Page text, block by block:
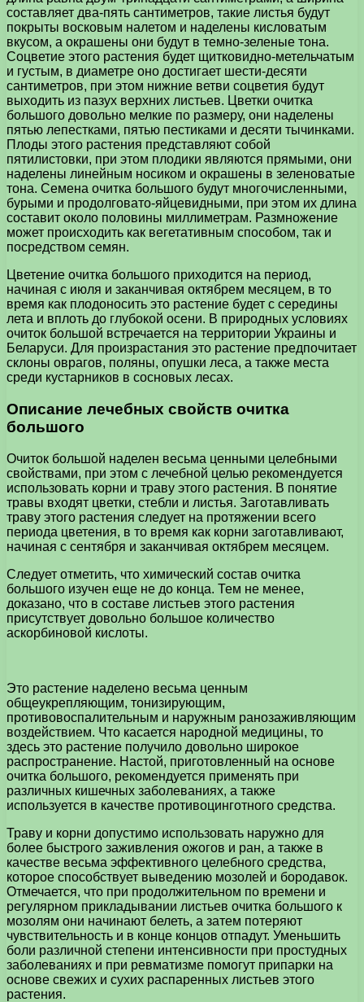
составляет два-пять сантиметров, такие листья будут
покрыты восковым налетом и наделены кисловатым
вкусом, а окрашены они будут в темно-зеленые тона.
Соцветие этого растения будет щитковидно-метельчатым
и густым, в диаметре оно достигает шести-десяти
сантиметров, при этом нижние ветви соцветия будут
выходить из пазух верхних листьев. Цветки очитка
большого довольно мелкие по размеру, они наделены
пятью лепестками, пятью пестиками и десяти тычинками.
Плоды этого растения представляют собой
пятилистовки, при этом плодики являются прямыми, они
наделены линейным носиком и окрашены в зеленоватые
тона. Семена очитка большого будут многочисленными,
бурыми и продолговато-яйцевидными, при этом их длина
составит около половины миллиметрам. Размножение
может происходить как вегетативным способом, так и
посредством семян.
Цветение очитка большого приходится на период,
начиная с июля и заканчивая октябрем месяцем, в то
время как плодоносить это растение будет с середины
лета и вплоть до глубокой осени. В природных условиях
очиток большой встречается на территории Украины и
Беларуси. Для произрастания это растение предпочитает
склоны оврагов, поляны, опушки леса, а также места
среди кустарников в сосновых лесах.
Описание лечебных свойств очитка
большого
Очиток большой наделен весьма ценными целебными
свойствами, при этом с лечебной целью рекомендуется
использовать корни и траву этого растения. В понятие
травы входят цветки, стебли и листья. Заготавливать
траву этого растения следует на протяжении всего
периода цветения, в то время как корни заготавливают,
начиная с сентября и заканчивая октябрем месяцем.
Следует отметить, что химический состав очитка
большого изучен еще не до конца. Тем не менее,
доказано, что в составе листьев этого растения
присутствует довольно большое количество
аскорбиновой кислоты.
Это растение наделено весьма ценным
общеукрепляющим, тонизирующим,
противовоспалительным и наружным ранозаживляющим
воздействием. Что касается народной медицины, то
здесь это растение получило довольно широкое
распространение. Настой, приготовленный на основе
очитка большого, рекомендуется применять при
различных кишечных заболеваниях, а также
используется в качестве противоцинготного средства.
Траву и корни допустимо использовать наружно для
более быстрого заживления ожогов и ран, а также в
качестве весьма эффективного целебного средства,
которое способствует выведению мозолей и бородавок.
Отмечается, что при продолжительном по времени и
регулярном прикладывании листьев очитка большого к
мозолям они начинают белеть, а затем потеряют
чувствительность и в конце концов отпадут. Уменьшить
боли различной степени интенсивности при простудных
заболеваниях и при ревматизме помогут припарки на
основе свежих и сухих распаренных листьев этого
растения.